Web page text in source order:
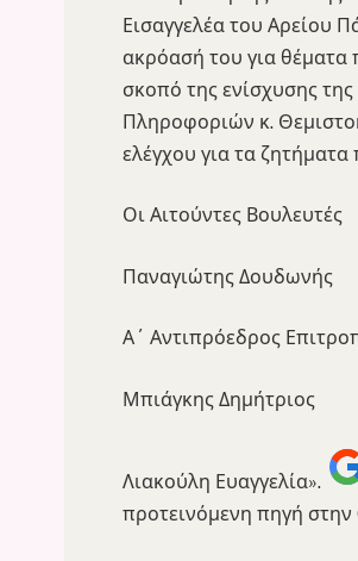
Εισαγγελέα του Αρείου
ακρόασή του για θέματα
σκοπό της ενίσχυσης
Πληροφοριών κ.
ελέγχου για τα
Οι Αιτούντες Βουλευτές
Παναγιώτης Δουδωνής
Α΄ Αντιπρόεδρος
Μπιάγκης Δημήτριος
Λιακούλη Ευαγγελία».
προτεινόμενη πηγή στην